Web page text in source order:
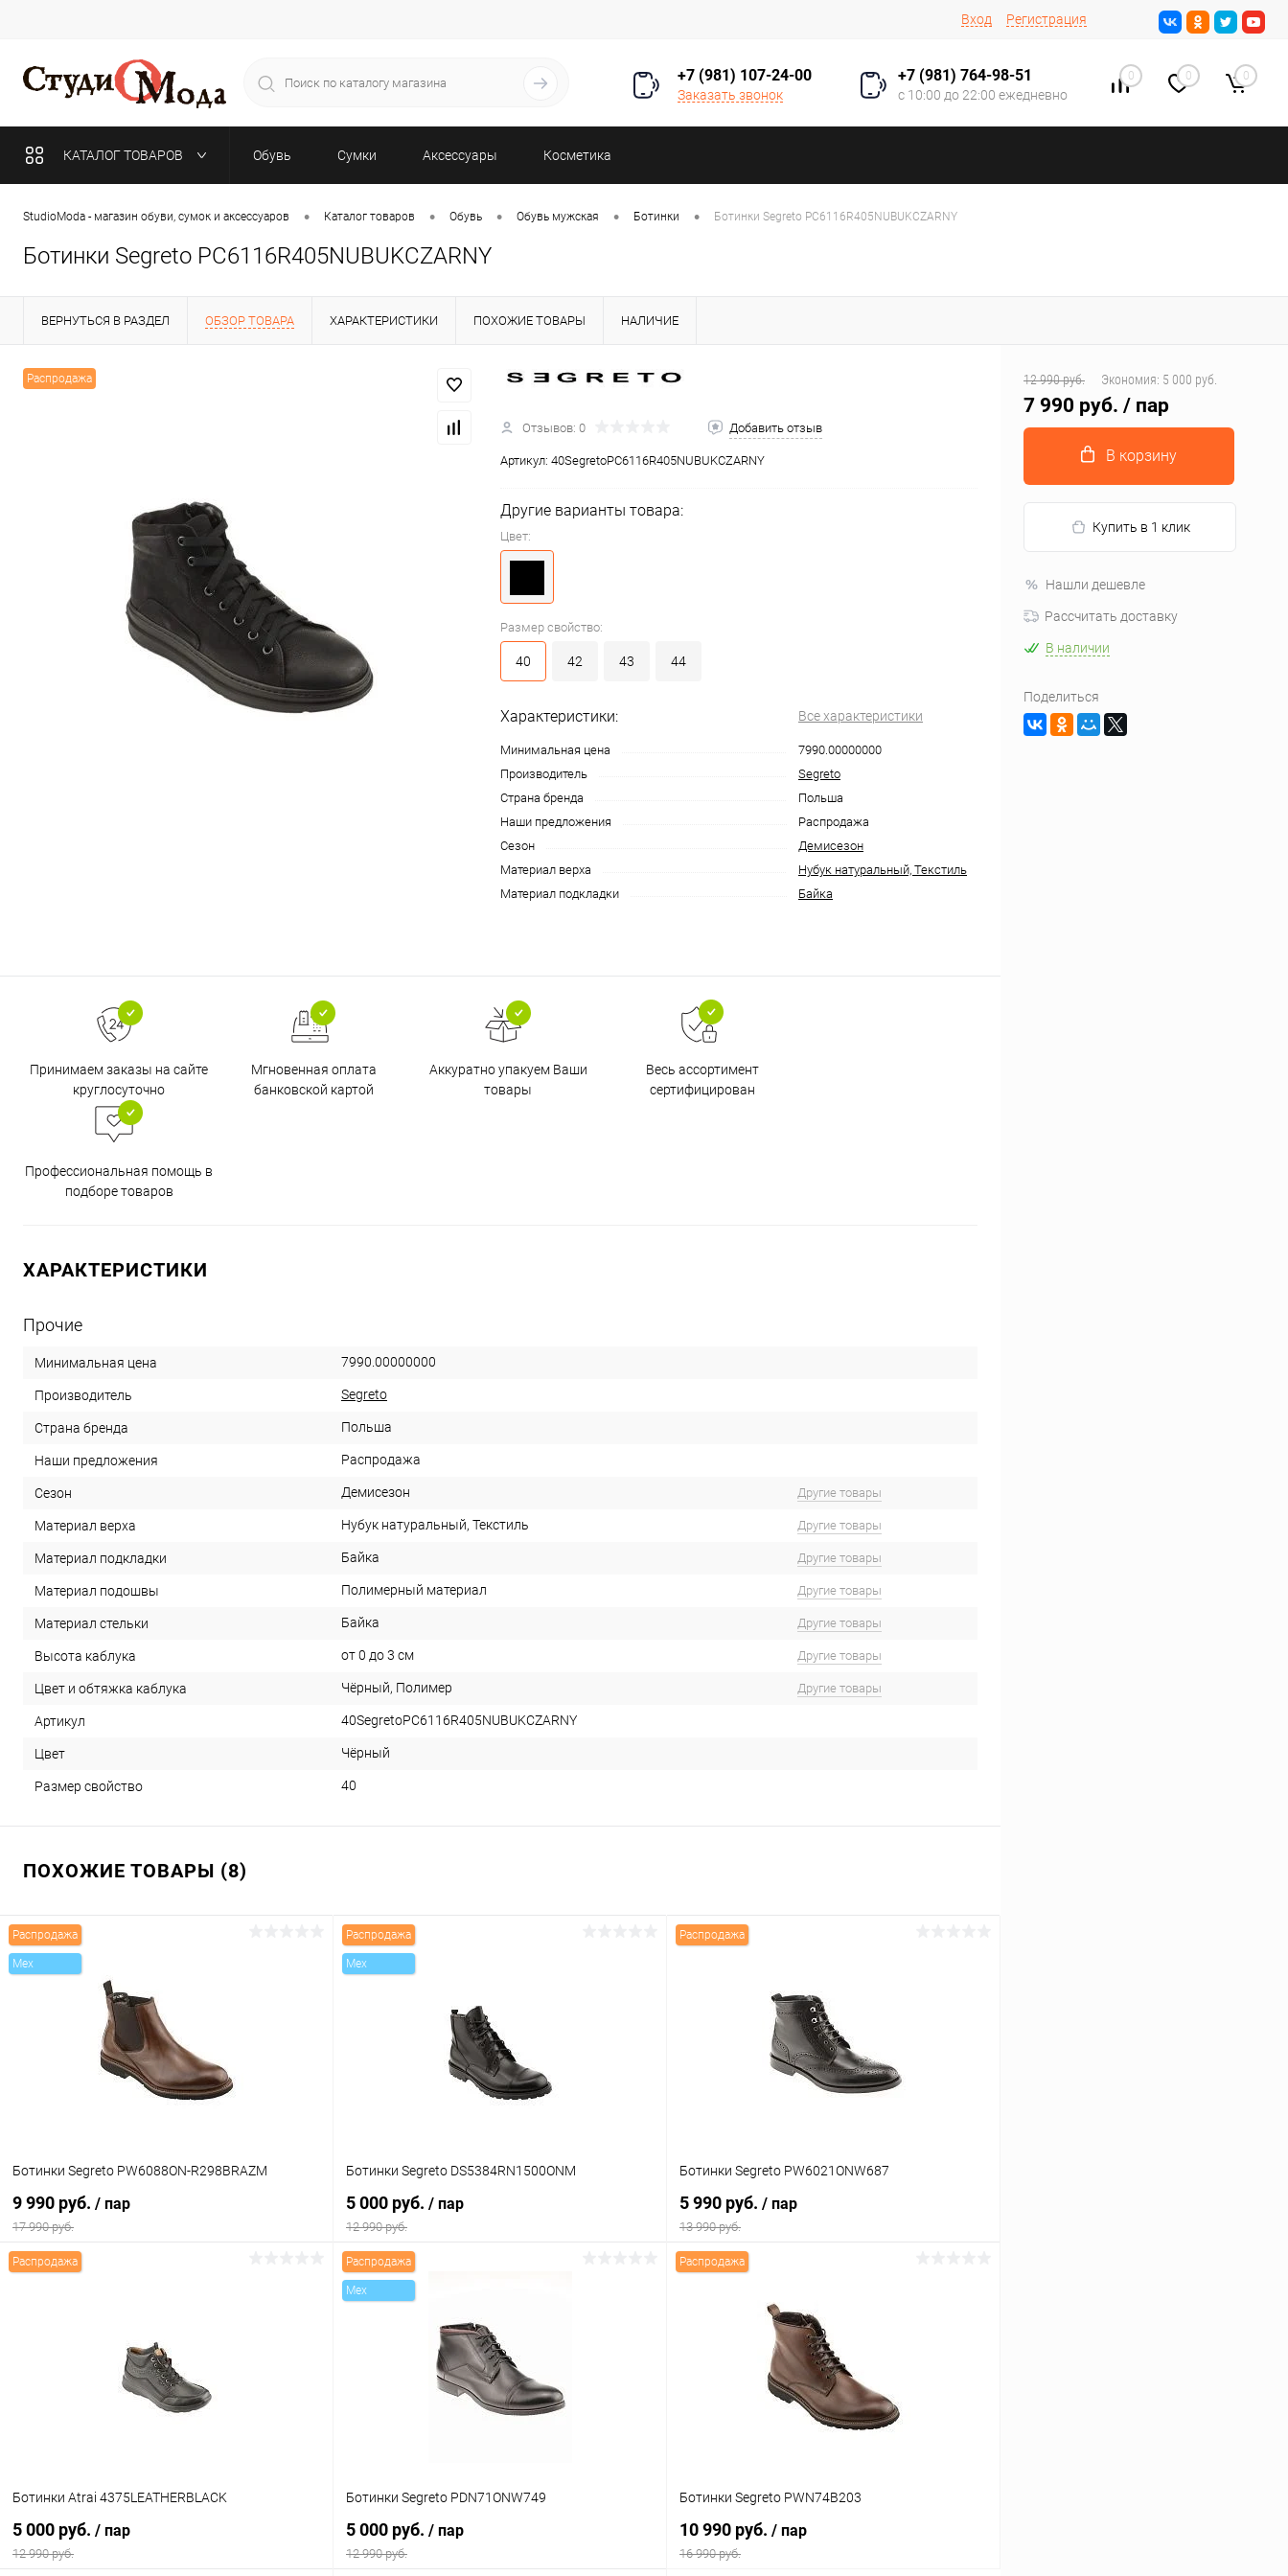
Вход Регистрация
+7 (981) 107-24-00
Заказать звонок
+7 (981) 764-98-51
с 10:00 до 22:00 ежедневно
0 0 0
КАТАЛОГ ТОВАРОВ Обувь Сумки Аксессуары Косметика
StudioModa - магазин обуви, сумок и аксессуаров • Каталог товаров • Обувь • Обувь мужская • Ботинки • Ботинки Segreto PC6116R405NUBUKCZARNY
Ботинки Segreto PC6116R405NUBUKCZARNY
ВЕРНУТЬСЯ В РАЗДЕЛ ОБЗОР ТОВАРА ХАРАКТЕРИСТИКИ ПОХОЖИЕ ТОВАРЫ НАЛИЧИЕ
Распродажа
Отзывов: 0 Добавить отзыв
Артикул: 40SegretoPC6116R405NUBUKCZARNY
Другие варианты товара:
Цвет:
Размер свойство:
40 42 43 44
Характеристики: Все характеристики
Минимальная цена
7990.00000000
Производитель
Segreto
Страна бренда
Польша
Наши предложения
Распродажа
Сезон
Демисезон
Материал верха
Нубук натуральный, Текстиль
Материал подкладки
Байка
Принимаем заказы на сайте
круглосуточно
Мгновенная оплата
банковской картой
Аккуратно упакуем Ваши
товары
Весь ассортимент
сертифицирован
Профессиональная помощь в
подборе товаров
ХАРАКТЕРИСТИКИ
Прочие
Минимальная цена 7990.00000000
Производитель Segreto
Страна бренда Польша
Наши предложения Распродажа
Сезон Демисезон Другие товары
Материал верха Нубук натуральный, Текстиль Другие товары
Материал подкладки Байка Другие товары
Материал подошвы Полимерный материал Другие товары
Материал стельки Байка Другие товары
Высота каблука от 0 до 3 см Другие товары
Цвет и обтяжка каблука Чёрный, Полимер Другие товары
Артикул 40SegretoPC6116R405NUBUKCZARNY
Цвет Чёрный
Размер свойство 40
ПОХОЖИЕ ТОВАРЫ (8)
Распродажа
Mex
Ботинки Segreto PW6088ON-R298BRAZM
9 990 руб. / пар
17 990 руб.
Распродажа
Mex
Ботинки Segreto DS5384RN1500ONM
5 000 руб. / пар
12 990 руб.
Купить в 1 клик
Распродажа
Ботинки Segreto PW6021ONW687
5 990 руб. / пар
13 990 руб.
Купить в 1 клик
Распродажа
Ботинки Atrai 4375LEATHERBLACK
5 000 руб. / пар
12 990 руб.
Распродажа
Mex
Ботинки Segreto PDN71ONW749
5 000 руб. / пар
12 990 руб.
Распродажа
Ботинки Segreto PWN74B203
10 990 руб. / пар
16 990 руб.
12 990 руб. Экономия: 5 000 руб.
7 990 руб. / пар
В корзину
Купить в 1 клик
Нашли дешевле
Рассчитать доставку
В наличии
Поделиться